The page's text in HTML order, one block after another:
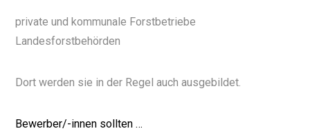
private und kommunale Forstbetriebe
Landesforstbehörden
Dort werden sie in der Regel auch ausgebildet.
Bewerber/-innen sollten …